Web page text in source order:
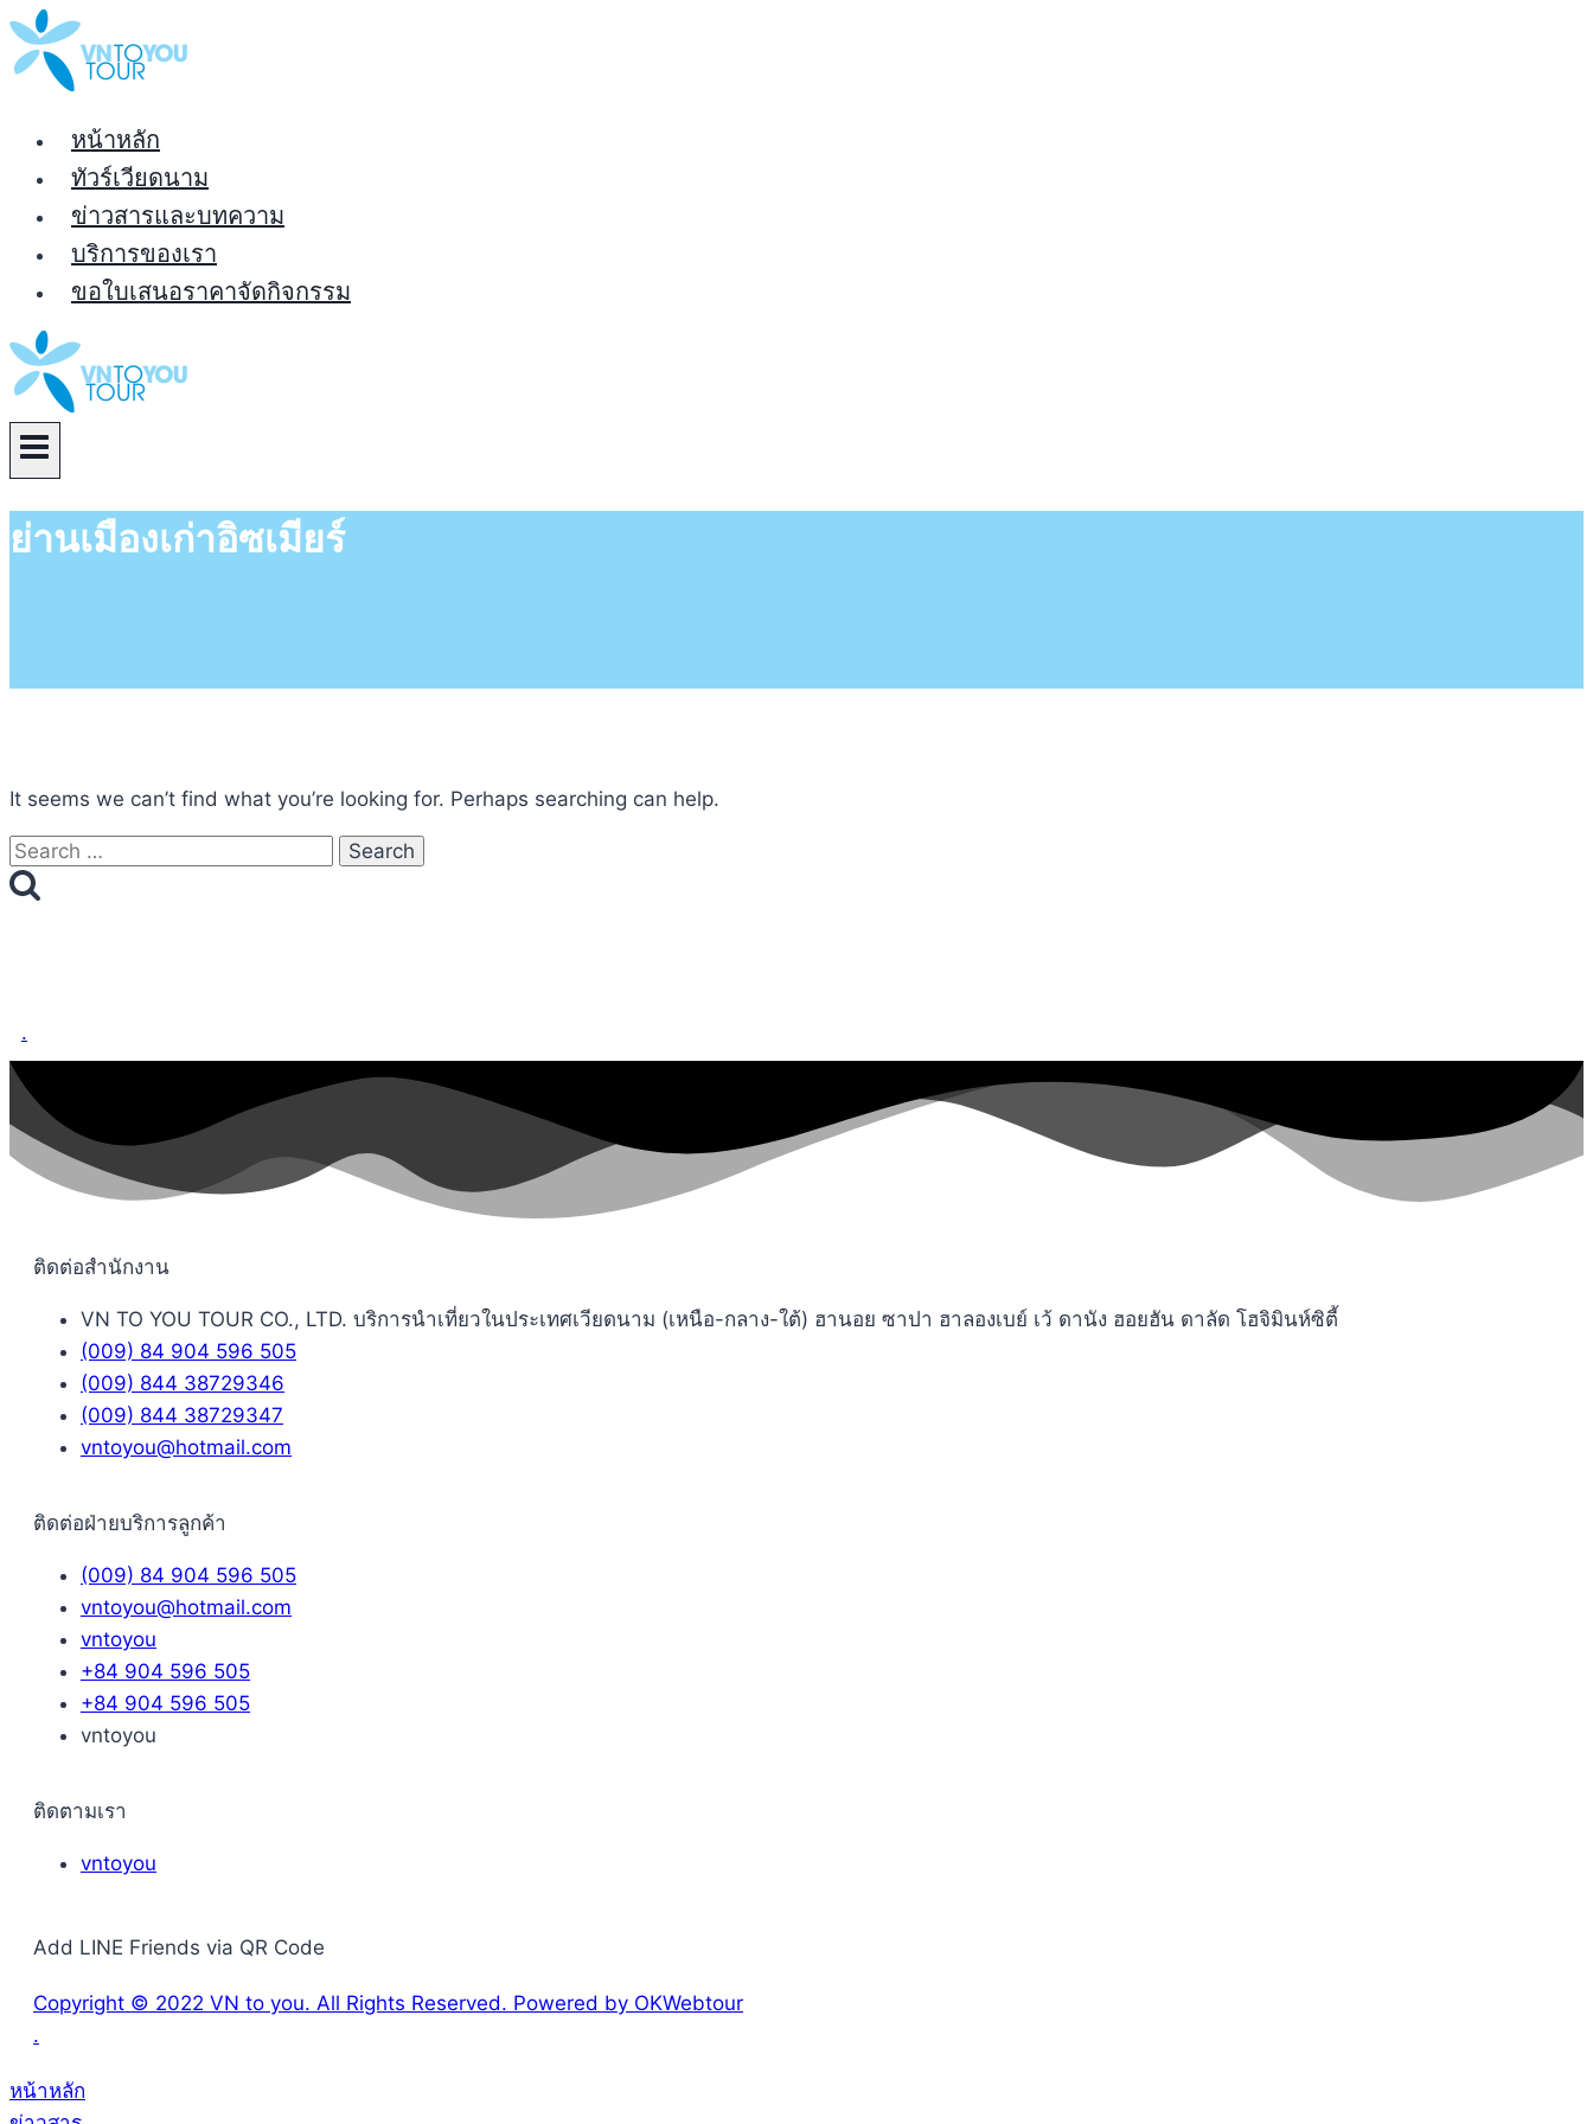
Skip
to
content
หน้าหลัก
ทัวร์เวียดนาม
ข่าวสารและบทความ
บริการของเรา
ขอใบเสนอราคาจัดกิจกรรม
ย่านเมืองเก่าอิซเมียร์
It seems we can’t find what you’re looking for. Perhaps searching can help.
Search
for:
.
ติดต่อสำนักงาน
VN TO YOU TOUR CO., LTD. บริการนำเที่ยวในประเทศเวียดนาม (เหนือ-กลาง-ใต้) ฮานอย ซาปา ฮาลองเบย์ เว้ ดานัง ฮอยฮัน ดาลัด โฮจิมินห์ซิตี้
(009) 84 904 596 505
(009) 844 38729346
(009) 844 38729347
vntoyou@hotmail.com
ติดต่อฝ่ายบริการลูกค้า
(009) 84 904 596 505
vntoyou@hotmail.com
vntoyou
+84 904 596 505
+84 904 596 505
vntoyou
ติดตามเรา
vntoyou
Add LINE Friends via QR Code
Copyright © 2022 VN to you. All Rights Reserved. Powered by OKWebtour
.
หน้าหลัก